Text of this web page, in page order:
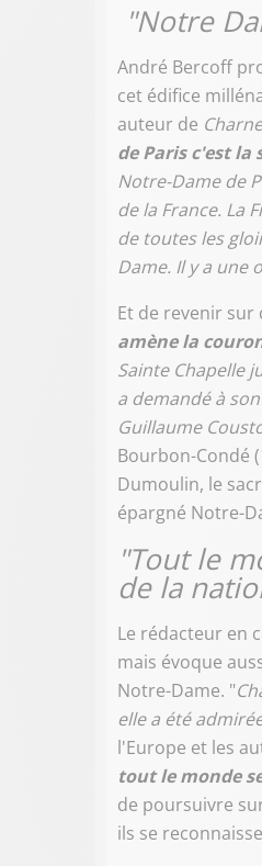
"Notre
André Bercoff
cet édifice
auteur de
de Paris c'est
Notre-Dame de
de la France. La
de toutes les
Dame. Il y a une
Et de revenir sur
amène la
Sainte Chapelle
a demandé à
Guillaume
Bourbon-Condé
Dumoulin, le
épargné Notre-
"Tout le
de la
Le rédacteur en
mais évoque
Notre-Dame. "
elle a été
l'Europe et les
tout le monde
de poursuivre
ils se